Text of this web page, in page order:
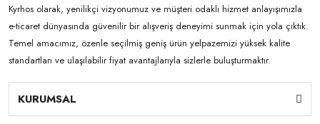
Kyrhos olarak, yenilikçi vizyonumuz ve müşteri odaklı hizmet anlayışımızla
e-ticaret dünyasında güvenilir bir alışveriş deneyimi sunmak için yola çıktık.
Temel amacımız, özenle seçilmiş geniş ürün yelpazemizi yüksek kalite
standartları ve ulaşılabilir fiyat avantajlarıyla sizlerle buluşturmaktır.
KURUMSAL